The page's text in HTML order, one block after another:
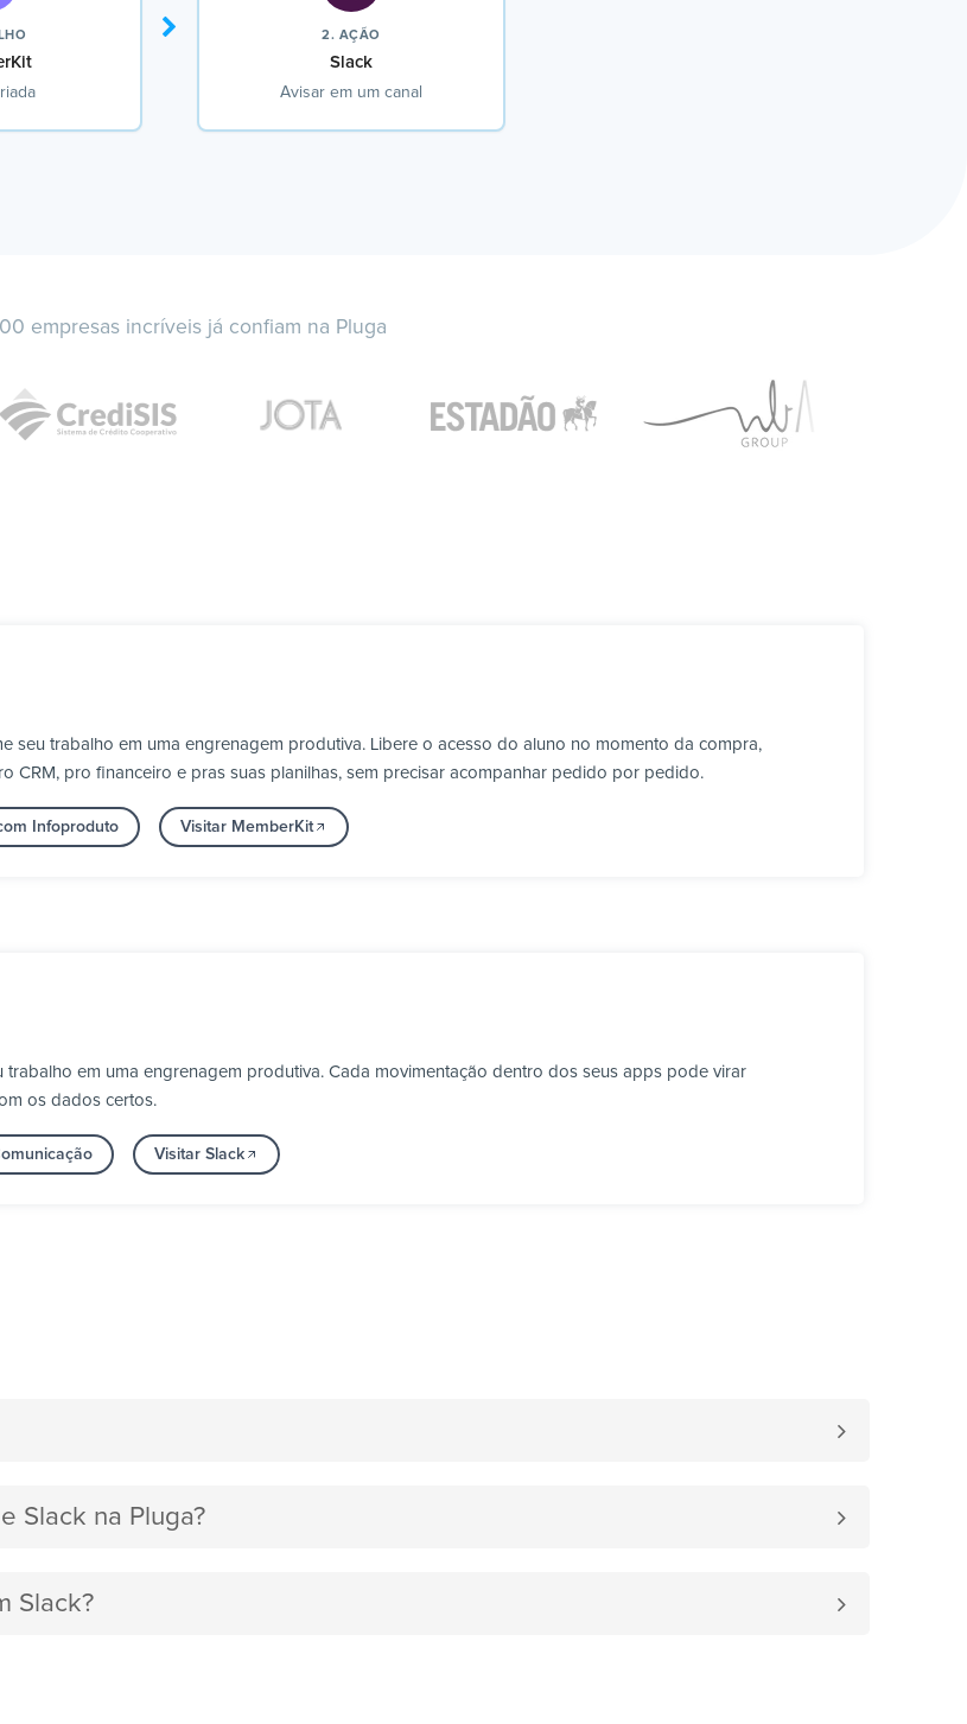
2. AÇÃO
Slack
Avisar em um canal
empresas incríveis já confiam na Pluga
seu trabalho em uma engrenagem produtiva. Libere o acesso do aluno no momento da compra,
CRM, pro financeiro e pras suas planilhas, sem precisar acompanhar pedido por pedido.
Infoproduto Visitar MemberKit
trabalho em uma engrenagem produtiva. Cada movimentação dentro dos seus apps pode virar
os dados certos.
Visitar Slack
Slack na Pluga?
Slack?